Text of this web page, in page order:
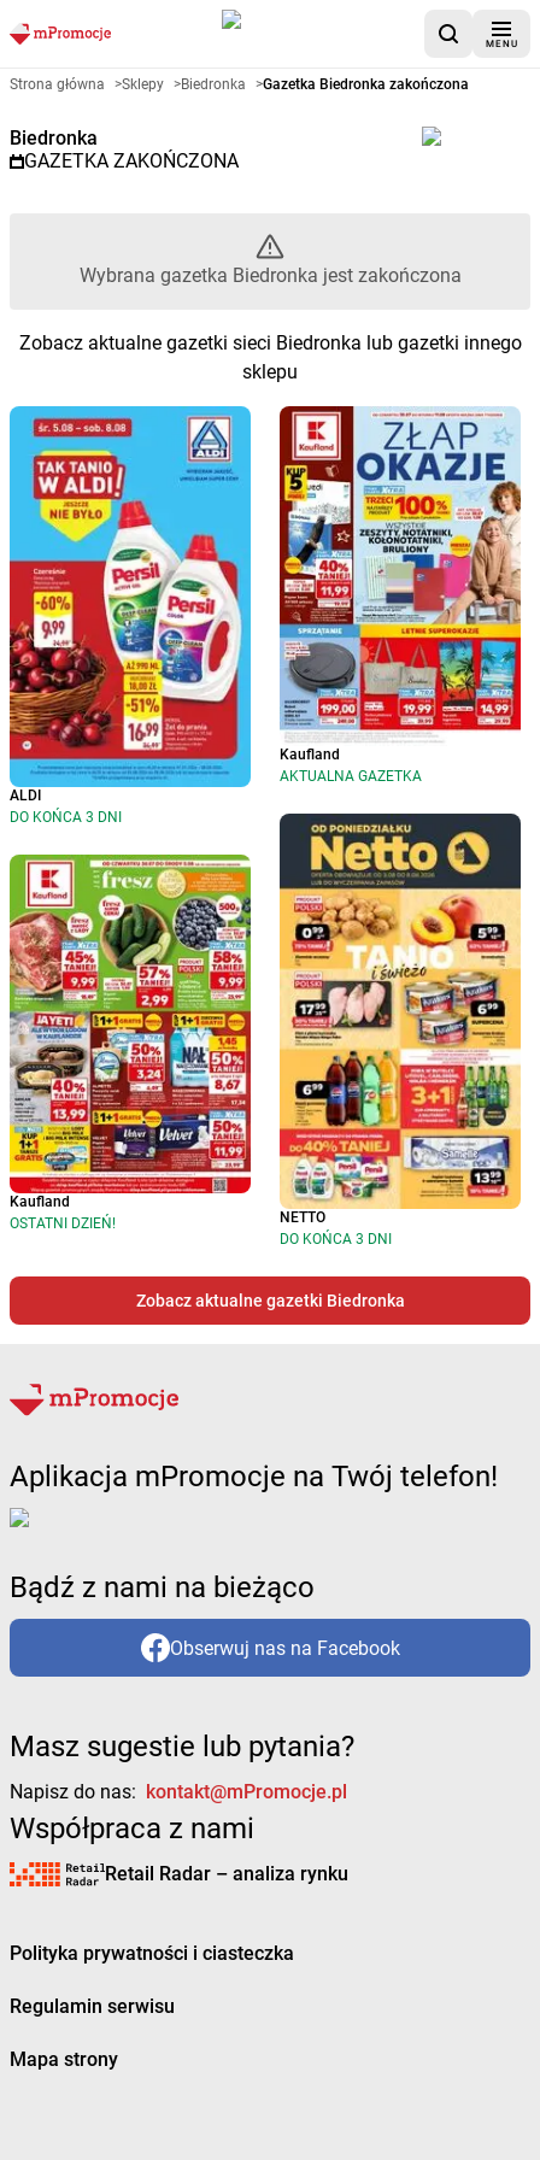
MENU
Gazetka promocyjna
Strona główna >Sklepy >Biedronka >Gazetka Biedronka zakończona
Biedronka
GAZETKA ZAKOŃCZONA
Wybrana gazetka Biedronka jest zakończona
Zobacz aktualne gazetki sieci Biedronka lub gazetki innego
sklepu
ALDI
DO KOŃCA 3 DNI
Kaufland
OSTATNI DZIEŃ!
Kaufland
AKTUALNA GAZETKA
NETTO
DO KOŃCA 3 DNI
Zobacz aktualne gazetki Biedronka
Aplikacja mPromocje na Twój telefon!
Bądź z nami na bieżąco
Obserwuj nas na Facebook
Masz sugestie lub pytania?
Napisz do nas: kontakt@mPromocje.pl
Współpraca z nami
Retail Radar – analiza rynku
Polityka prywatności i ciasteczka
Regulamin serwisu
Mapa strony